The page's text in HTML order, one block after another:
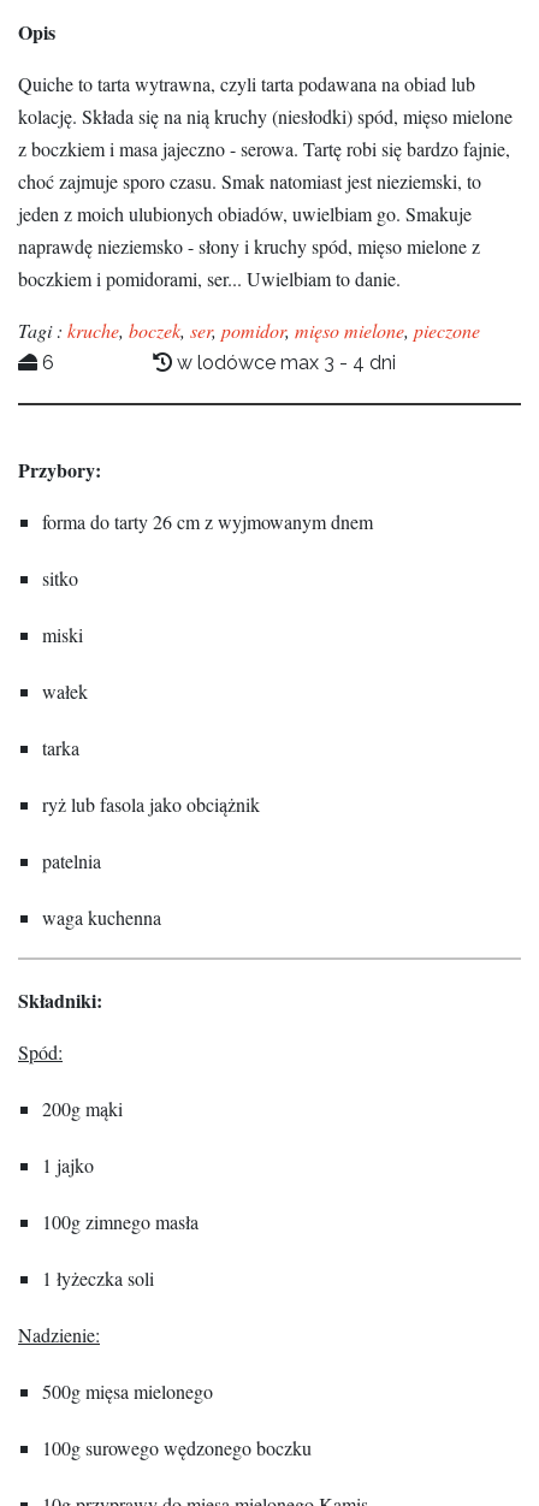
Opis
Quiche to tarta wytrawna, czyli tarta podawana na obiad lub
kolację. Składa się na nią kruchy (niesłodki) spód, mięso mielone
z boczkiem i masa jajeczno - serowa. Tartę robi się bardzo fajnie,
choć zajmuje sporo czasu. Smak natomiast jest nieziemski, to
jeden z moich ulubionych obiadów, uwielbiam go. Smakuje
naprawdę nieziemsko - słony i kruchy spód, mięso mielone z
boczkiem i pomidorami, ser... Uwielbiam to danie.
Tagi : kruche, boczek, ser, pomidor, mięso mielone, pieczone
6 w lodówce max 3 - 4 dni
Przybory:
forma do tarty 26 cm z wyjmowanym dnem
sitko
miski
wałek
tarka
ryż lub fasola jako obciążnik
patelnia
waga kuchenna
Składniki:
Spód:
200g mąki
1 jajko
100g zimnego masła
1 łyżeczka soli
Nadzienie:
500g mięsa mielonego
100g surowego wędzonego boczku